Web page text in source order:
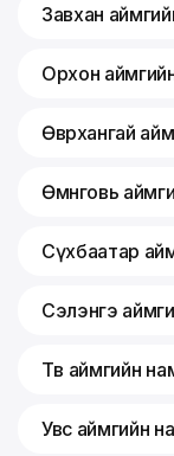
Завхан
Орхон
Өвөрхангай
Өмнөговь
Сүхбаатар
Сэлэнгэ
Төв аймгийн
Увс аймгийн